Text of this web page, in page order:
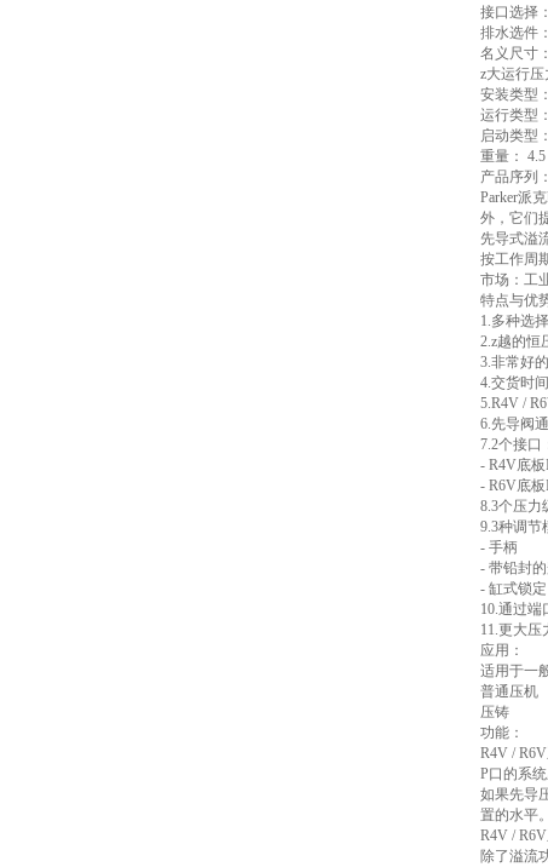
接口选择
排水选件
名义尺寸
z大运行压
安装类型
运行类型
启动类型
重量： 4.5
产品序列
Parker派
外，它们
先导式溢
按工作周
市场：工
特点与优
1.多种选
2.z越的恒
3.非常好
4.交货时
5.R4V /
6.先导阀
7.2个接口
- R4V底
- R6V底板
8.3个压力
9.3种调节
- 手柄
- 带铅封
- 缸式锁定
10.通过
11.更大压
应用：
适用于一
普通压机
压铸
功能：
R4V / R6V
P口的系
如果先导
置的水平。
R4V /
除了溢流